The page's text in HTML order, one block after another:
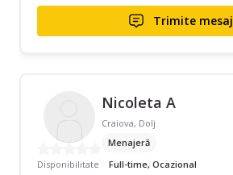
Trimite mesaj
Nicoleta A
Craiova, Dolj
Menajeră
Disponibilitate
Full-time, Ocazional